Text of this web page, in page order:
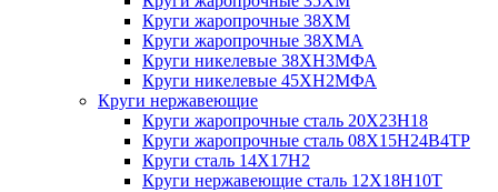
Круги жаропрочные 38ХМ
Круги жаропрочные 38ХМА
Круги никелевые 38XH3MФА
Круги никелевые 45ХН2МФА
Круги нержавеющие
Круги жаропрочные сталь 20Х23Н18
Круги жаропрочные сталь 08Х15Н24В4ТР
Круги сталь 14Х17Н2
Круги нержавеющие сталь 12Х18Н10Т